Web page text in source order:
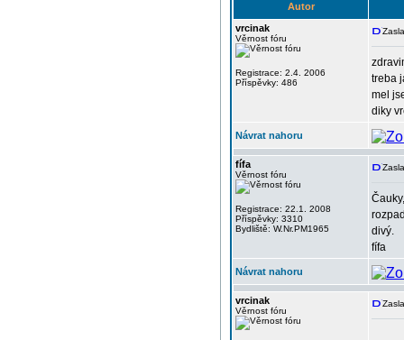
Autor
vrcinak
Věrnost fóru
Registrace: 2.4. 2006
Příspěvky: 486
treba
mel
diky
Návrat nahoru
fífa
Věrnost fóru
Registrace: 22.1. 2008
Příspěvky: 3310
Bydliště: W.Nr.PM1965
divý.
fífa
Návrat nahoru
vrcinak
Věrnost fóru